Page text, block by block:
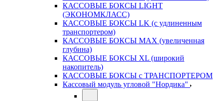
КАССОВЫЕ БОКСЫ LIGHT
(ЭКОНОМКЛАСС)
КАССОВЫЕ БОКСЫ LK (с удлиненным
транспортером)
КАССОВЫЕ БОКСЫ MAX (увеличенная
глубина)
КАССОВЫЕ БОКСЫ XL (широкий
накопитель)
КАССОВЫЕ БОКСЫ с ТРАНСПОРТЕРОМ
Кассовый модуль угловой "Нордика"